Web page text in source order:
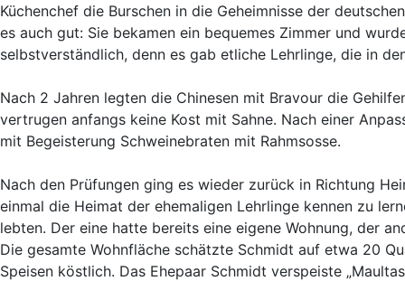
Küchenchef die Burschen in die Geheimnisse der
es auch gut: Sie bekamen ein bequemes Zimmer und
selbstverständlich, denn es gab etliche Lehrlinge, die in
Nach 2 Jahren legten die Chinesen mit Bravour die
vertrugen anfangs keine Kost mit Sahne. Nach einer
mit Begeisterung Schweinebraten mit Rahmsosse.
Nach den Prüfungen ging es wieder zurück in Richtung
einmal die Heimat der ehemaligen Lehrlinge kennen zu
lebten. Der eine hatte bereits eine eigene Wohnung, der
Die gesamte Wohnfläche schätzte Schmidt auf etwa 20
Speisen köstlich. Das Ehepaar Schmidt verspeiste